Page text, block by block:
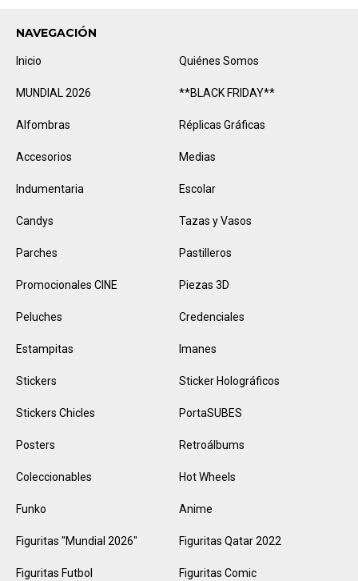
NAVEGACIÓN
Inicio Quiénes Somos
MUNDIAL 2026 **BLACK FRIDAY**
Alfombras Réplicas Gráficas
Accesorios Medias
Indumentaria Escolar
Candys Tazas y Vasos
Parches Pastilleros
Promocionales CINE Piezas 3D
Peluches Credenciales
Estampitas Imanes
Stickers Sticker Holográficos
Stickers Chicles PortaSUBES
Posters Retroálbums
Coleccionables Hot Wheels
Funko Anime
Figuritas "Mundial 2026" Figuritas Qatar 2022
Figuritas Futbol Figuritas Comic